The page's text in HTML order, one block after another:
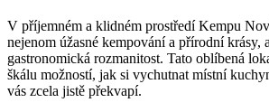
V příjemném a klidném prostředí Kempu
nejenom úžasné kempování a přírodní krásy,
gastronomická rozmanitost. Tato oblíbená
škálu možností, jak si vychutnat místní
vás zcela jistě překvapí.